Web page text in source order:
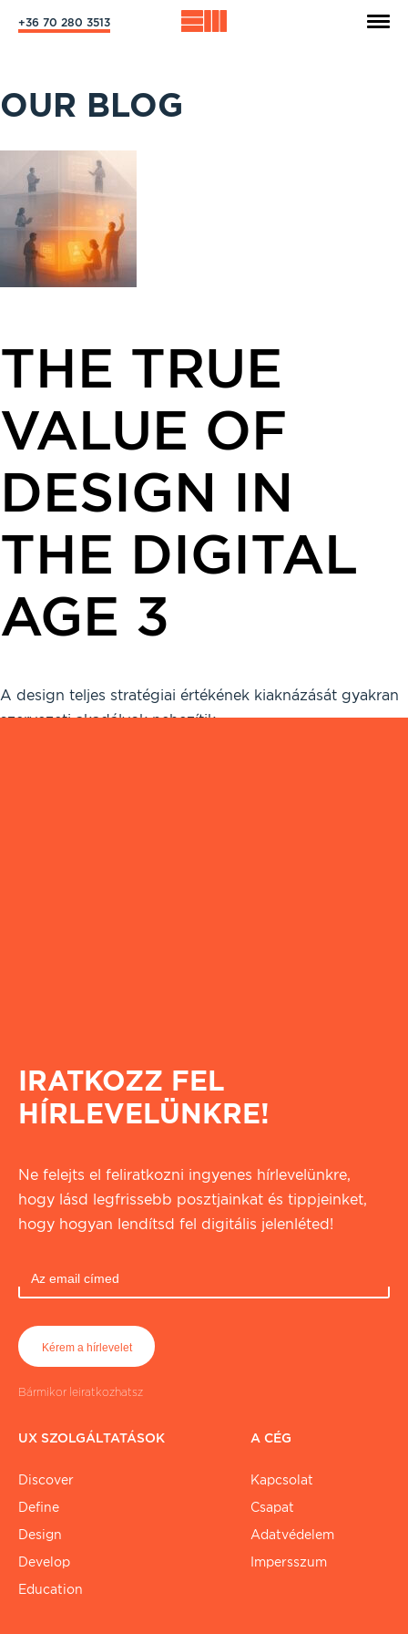
+36 70 280 3513
OUR BLOG
THE TRUE
VALUE OF
DESIGN IN
THE DIGITAL
AGE 3
A design teljes stratégiai értékének kiaknázását gyakran
szervezeti akadályok nehezítik
IRATKOZZ FEL
HÍRLEVELÜNKRE!
Ne felejts el feliratkozni ingyenes hírlevelünkre,
hogy lásd legfrissebb posztjainkat és tippjeinket,
hogy hogyan lendítsd fel digitális jelenléted!
Bármikor leiratkozhatsz
UX SZOLGÁLTATÁSOK
Discover
Define
Design
Develop
Education
A CÉG
Kapcsolat
Csapat
Adatvédelem
Impersszum